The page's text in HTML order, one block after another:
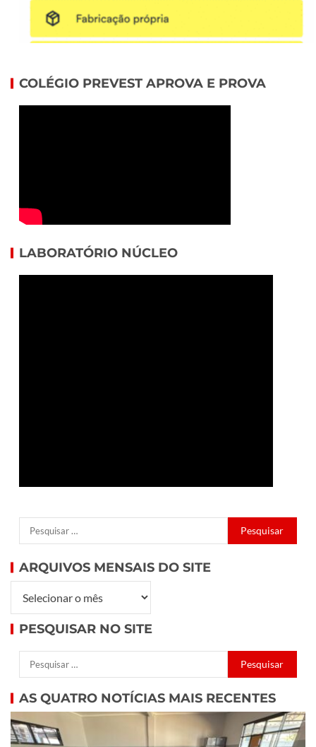
COLÉGIO PREVEST APROVA E PROVA
LABORATÓRIO NÚCLEO
ARQUIVOS MENSAIS DO SITE
PESQUISAR NO SITE
AS QUATRO NOTÍCIAS MAIS RECENTES